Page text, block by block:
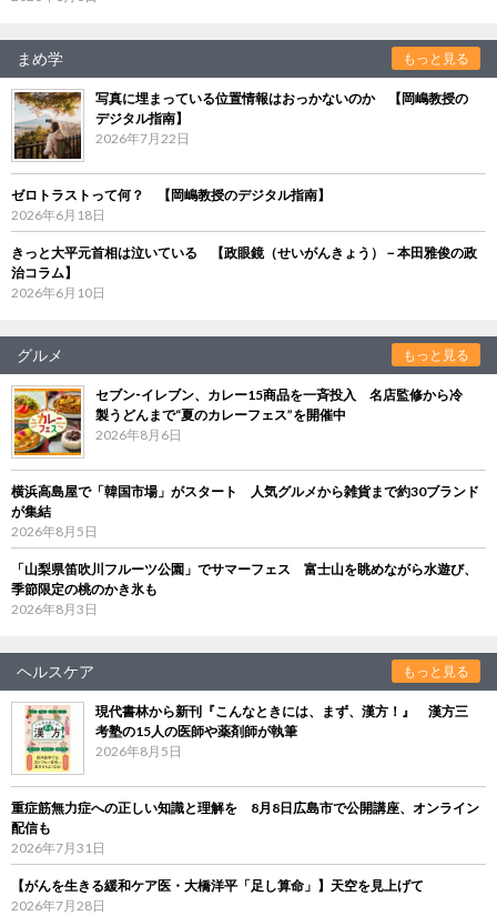
まめ学 もっと見る
写真に埋まっている位置情報はおっかないのか 【岡嶋教授の
デジタル指南】
2026年7月22日
ゼロトラストって何？ 【岡嶋教授のデジタル指南】
2026年6月18日
きっと大平元首相は泣いている 【政眼鏡（せいがんきょう）－本田雅俊の政
治コラム】
2026年6月10日
グルメ もっと見る
セブン‐イレブン、カレー15商品を一斉投入 名店監修から冷
製うどんまで“夏のカレーフェス”を開催中
2026年8月6日
横浜高島屋で「韓国市場」がスタート 人気グルメから雑貨まで約30ブランド
が集結
2026年8月5日
「山梨県笛吹川フルーツ公園」でサマーフェス 富士山を眺めながら水遊び、
季節限定の桃のかき氷も
2026年8月3日
ヘルスケア もっと見る
現代書林から新刊『こんなときには、まず、漢方！』 漢方三
考塾の15人の医師や薬剤師が執筆
2026年8月5日
重症筋無力症への正しい知識と理解を 8月8日広島市で公開講座、オンライン
配信も
2026年7月31日
【がんを生きる緩和ケア医・大橋洋平「足し算命」】天空を見上げて
2026年7月28日